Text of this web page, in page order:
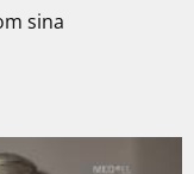
sina